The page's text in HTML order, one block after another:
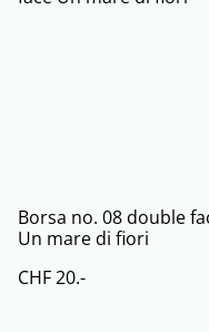
Borsa no. 08 double
Un mare di fiori
CHF 20.-